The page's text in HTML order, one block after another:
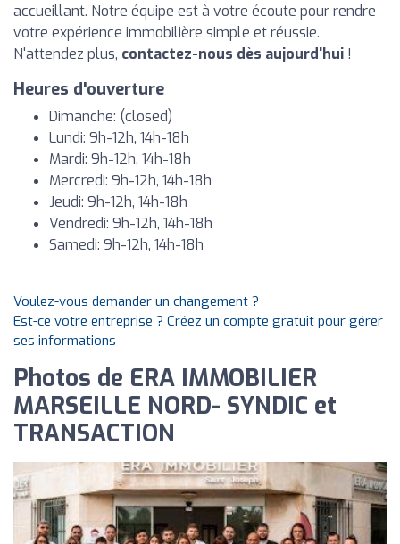
accueillant. Notre équipe est à votre écoute pour rendre
votre expérience immobilière simple et réussie.
N'attendez plus, contactez-nous dès aujourd'hui !
Heures d'ouverture
Dimanche: (closed)
Lundi: 9h-12h, 14h-18h
Mardi: 9h-12h, 14h-18h
Mercredi: 9h-12h, 14h-18h
Jeudi: 9h-12h, 14h-18h
Vendredi: 9h-12h, 14h-18h
Samedi: 9h-12h, 14h-18h
Voulez-vous demander un changement ?
Est-ce votre entreprise ? Créez un compte gratuit pour gérer
ses informations
Photos de ERA IMMOBILIER
MARSEILLE NORD- SYNDIC et
TRANSACTION